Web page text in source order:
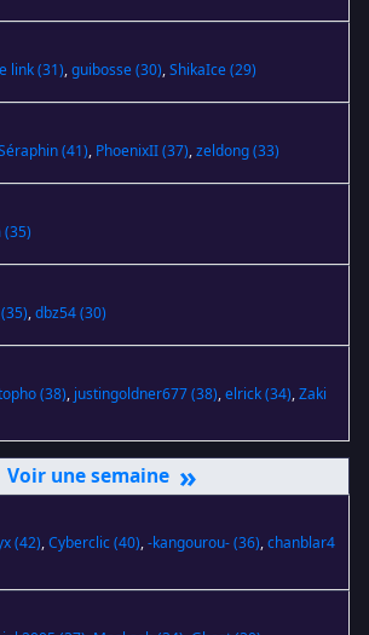
link(31),guibosse(30),ShikaIce(29)
(41), PhoenixII(37),zeldong(33)
(35)
(35),dbz54(30)
(38), justingoldner677(38),elrick(34),Zaki
»
(42),Cyberclic(40),-kangourou-(36),chanblar4